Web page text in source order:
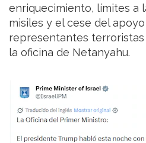
enriquecimiento, límites a
misiles y el cese del
representantes terroristas
la oficina de Netanyahu.